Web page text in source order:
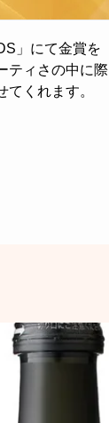
」にて金賞を
ティさの中に際
くれます。